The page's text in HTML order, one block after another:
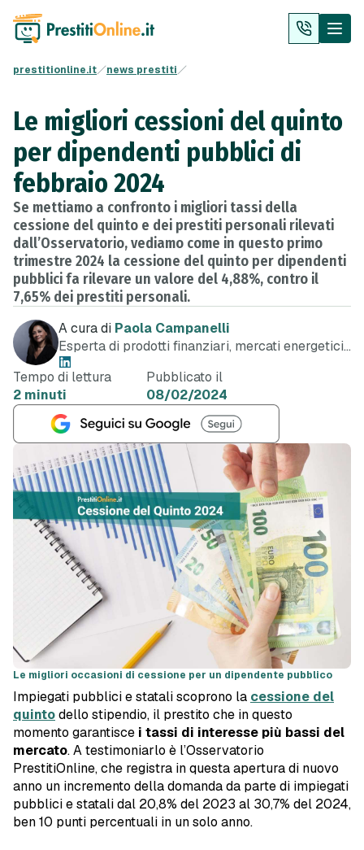
prestitionline.it news prestiti
Le migliori cessioni del quinto
per dipendenti pubblici di
febbraio 2024
Se mettiamo a confronto i migliori tassi della
cessione del quinto e dei prestiti personali rilevati
dall’Osservatorio, vediamo come in questo primo
trimestre 2024 la cessione del quinto per dipendenti
pubblici fa rilevare un valore del 4,88%, contro il
7,65% dei prestiti personali.
A cura di Paola Campanelli
Esperta di prodotti finanziari, mercati energetici
e telefonia
Tempo di lettura
2 minuti
Pubblicato il
08/02/2024
Le migliori occasioni di cessione per un dipendente pubblico
Impiegati pubblici e statali scoprono la cessione del
quintodello stipendio, il prestito che in questo
momento garantisce i tassi di interesse più bassi del
mercato. A testimoniarlo è l’Osservatorio
PrestitiOnline, che registra in questa apertura di nuovo
anno un incremento della domanda da parte di impiegati
pubblici e statali dal 20,8% del 2023 al 30,7% del 2024,
ben 10 punti percentuali in un solo anno.